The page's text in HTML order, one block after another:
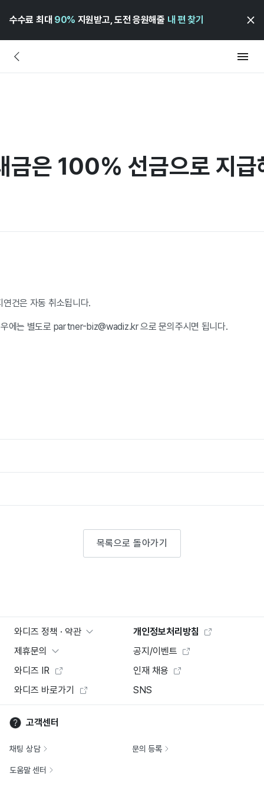
수수료 최대 90% 지원받고, 도전 응원해줄 내 편 찾기
금은 100% 선금으로 지급
건은 자동 취소됩니다.
에는 별도로 partner-biz@wadiz.kr 으로 문의주시면 됩니다.
목록으로 돌아가기
와디즈 정책 · 약관
개인정보처리방침
제휴문의
공지/이벤트
와디즈 IR
인재 채용
와디즈 바로가기
SNS
고객센터
채팅 상담 문의 등록
도움말 센터